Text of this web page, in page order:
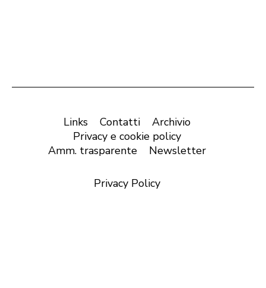
Links Contatti
Archivio
Privacy e cookie policy
Amm. trasparente
Newsletter
Privacy Policy